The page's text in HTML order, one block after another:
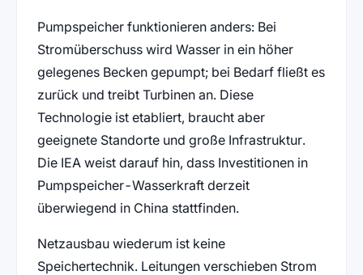
Pumpspeicher funktionieren anders: Bei
Stromüberschuss wird Wasser in ein höher
gelegenes Becken gepumpt; bei Bedarf fließt es
zurück und treibt Turbinen an. Diese
Technologie ist etabliert, braucht aber
geeignete Standorte und große Infrastruktur.
Die IEA weist darauf hin, dass Investitionen in
Pumpspeicher-Wasserkraft derzeit
überwiegend in China stattfinden.
Netzausbau wiederum ist keine
Speichertechnik. Leitungen verschieben Strom